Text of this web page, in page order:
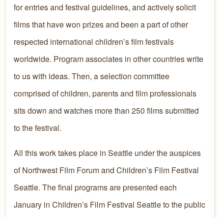
for entries and festival guidelines, and actively solicit
films that have won prizes and been a part of other
respected international children’s film festivals
worldwide. Program associates in other countries write
to us with ideas. Then, a selection committee
comprised of children, parents and film professionals
sits down and watches more than 250 films submitted
to the festival.
All this work takes place in Seattle under the auspices
of Northwest Film Forum and Children’s Film Festival
Seattle. The final programs are presented each
January in Children’s Film Festival Seattle to the public